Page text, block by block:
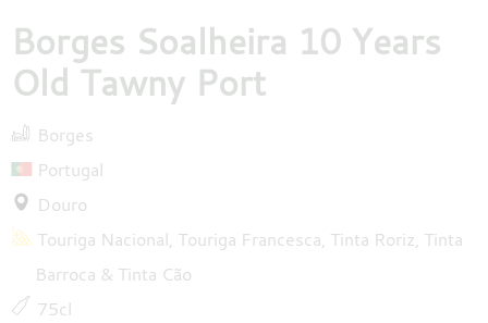
Borges Soalheira 10 Years
Old Tawny Port
Borges
Portugal
Douro
Touriga Nacional Touriga Francesca Tinta Roriz Tinta
Barroca
Tinta Cão
75cl